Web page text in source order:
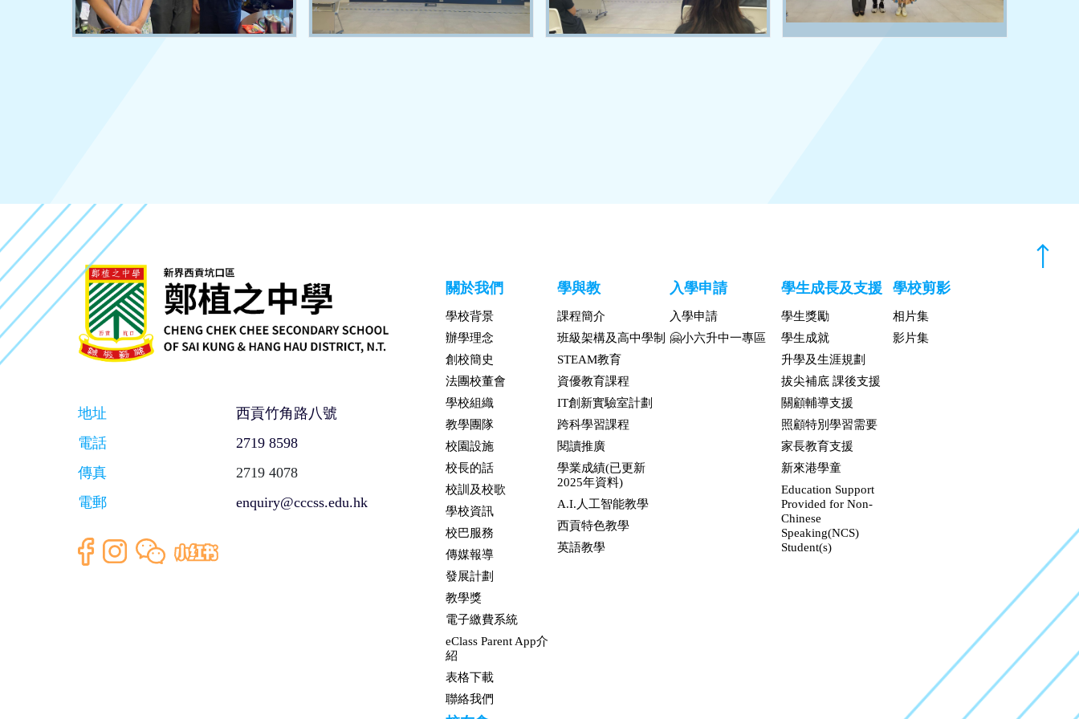
地址
西貢竹角路八號
電話
2719 8598
傳真
2719 4078
電郵
enquiry@cccss.edu.hk
關於我們
學校背景
辦學理念
創校簡史
法團校董會
學校組織
教學團隊
校園設施
校長的話
校訓及校歌
學校資訊
校巴服務
傳媒報導
發展計劃
教學獎
電子繳費系統
eClass Parent App介
紹
表格下載
聯絡我們
學與教
課程簡介
班級架構及高中學制
STEAM教育
資優教育課程
IT創新實驗室計劃
跨科學習課程
閱讀推廣
學業成績(已更新
2025年資料)
A.I.人工智能教學
西貢特色教學
英語教學
入學申請
入學申請
🤗小六升中一專區
學生成長及支援
學生獎勵
學生成就
升學及生涯規劃
拔尖補底 課後支援
關顧輔導支援
照顧特別學習需要
家長教育支援
新來港學童
Education Support
Provided for Non-
Chinese
Speaking(NCS)
Student(s)
學校剪影
相片集
影片集